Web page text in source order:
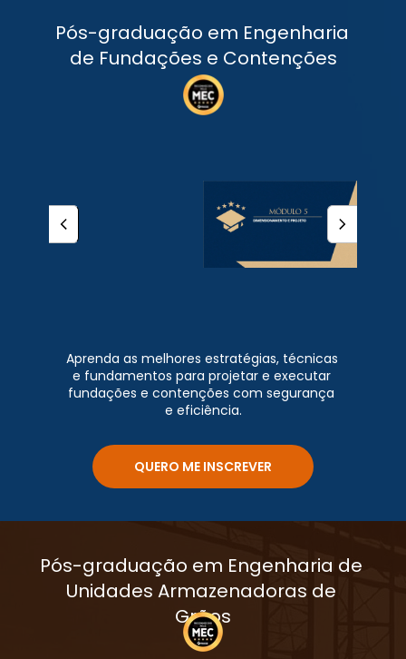
Pós-graduação em Engenharia
de Fundações e Contenções
Aprenda as melhores estratégias, técnicas
e fundamentos para projetar e executar
fundações e contenções com segurança
e eficiência.
QUERO ME INSCREVER
Pós-graduação em Engenharia de
Unidades Armazenadoras de
Grãos